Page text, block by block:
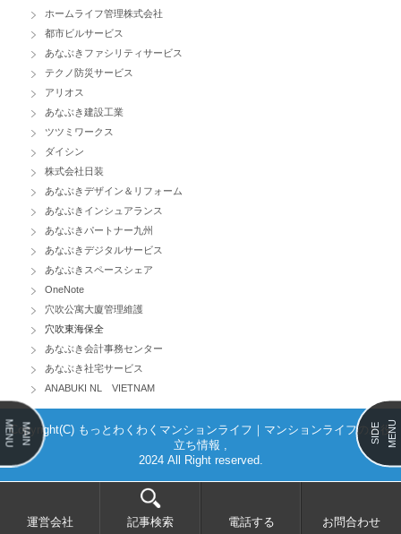
ホームライフ管理株式会社
都市ビルサービス
あなぶきファシリティサービス
テクノ防災サービス
アリオス
あなぶき建設工業
ツツミワークス
ダイシン
株式会社日装
あなぶきデザイン＆リフォーム
あなぶきインシュアランス
あなぶきパートナー九州
あなぶきデジタルサービス
あなぶきスペースシェア
OneNote
穴吹公寓大廈管理維護
穴吹東海保全
あなぶき会計事務センター
あなぶき社宅サービス
ANABUKI NL VIETNAM
Copyright(C) もっとわくわくマンションライフ｜マンションライフのお役
立ち情報 ,
2024 All Right reserved.
運営会社 記事検索 電話する お問合わせ
MAIN
MENU SIDE MENU